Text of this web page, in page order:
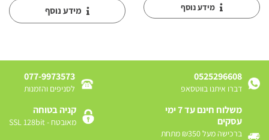
מידע נוסף מידע נוסף
0525296608
דברו איתנו בווטסאפ
077-9973573
לסניפים והזמנות
משלוח חינם עד 7 ימי
עסקים
ברכישה מעל ₪350 מתחת
קניה בטוחה
מאובטח - SSL 128bit